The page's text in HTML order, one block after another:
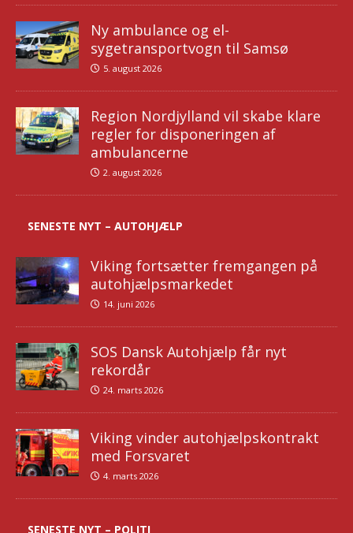
Ny ambulance og el-
sygetransportvogn til Samsø
5. august 2026
Region Nordjylland vil skabe klare
regler for disponeringen af
ambulancerne
2. august 2026
SENESTE NYT – AUTOHJÆLP
Viking fortsætter fremgangen på
autohjælpsmarkedet
14. juni 2026
SOS Dansk Autohjælp får nyt
rekordår
24. marts 2026
Viking vinder autohjælpskontrakt
med Forsvaret
4. marts 2026
SENESTE NYT – POLITI